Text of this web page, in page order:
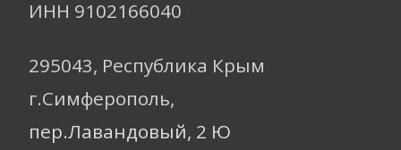
ИНН 9102166040
295043, Республика Крым
г.Симферополь,
пер.Лавандовый, 2 Ю